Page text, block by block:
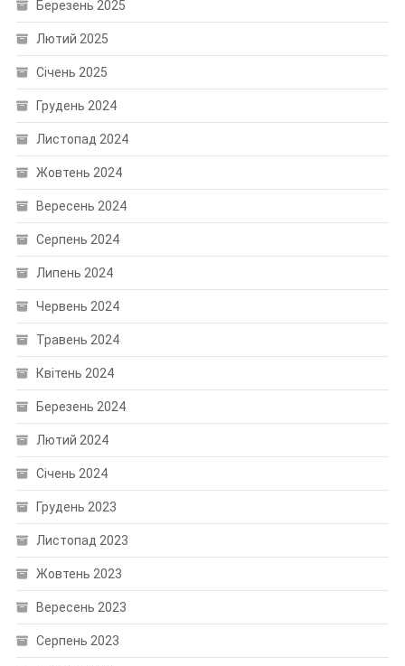
Березень 2025
Лютий 2025
Січень 2025
Грудень 2024
Листопад 2024
Жовтень 2024
Вересень 2024
Серпень 2024
Липень 2024
Червень 2024
Травень 2024
Квітень 2024
Березень 2024
Лютий 2024
Січень 2024
Грудень 2023
Листопад 2023
Жовтень 2023
Вересень 2023
Серпень 2023